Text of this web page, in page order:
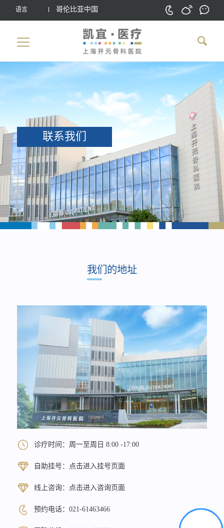
语言 哥伦比亚中国
联系我们
我们的地址
诊疗时间：周一至周日 8:00 -17:00
自助挂号： 点击进入挂号页面
线上咨询： 点击进入咨询页面
预约电话： 021-61463466